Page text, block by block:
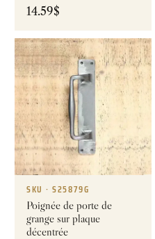
14.59$
SKU · S25879G
Poignée de porte de
grange sur plaque
décentrée